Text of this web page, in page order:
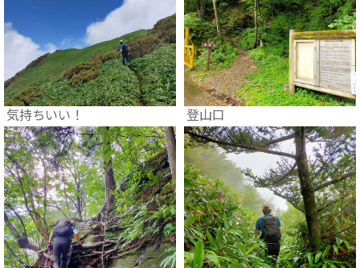
気持ちいい！ 登山口